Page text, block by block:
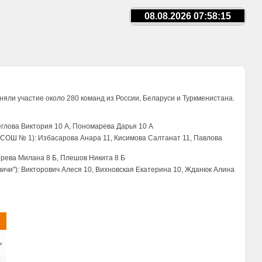
08.08.2026 07:58:15
участие около 280 команд из России, Беларуси и Туркменистана.
Виктория 10 А, Пономарева Дарья 10 А
СОШ № 1): Избасарова Анара 11, Кисимова Салтанат 11, Павлова
Милана 8 Б, Плешов Никита 8 Б
Викторович Алеся 10, Вихновская Екатерина 10, Жданюк Алина